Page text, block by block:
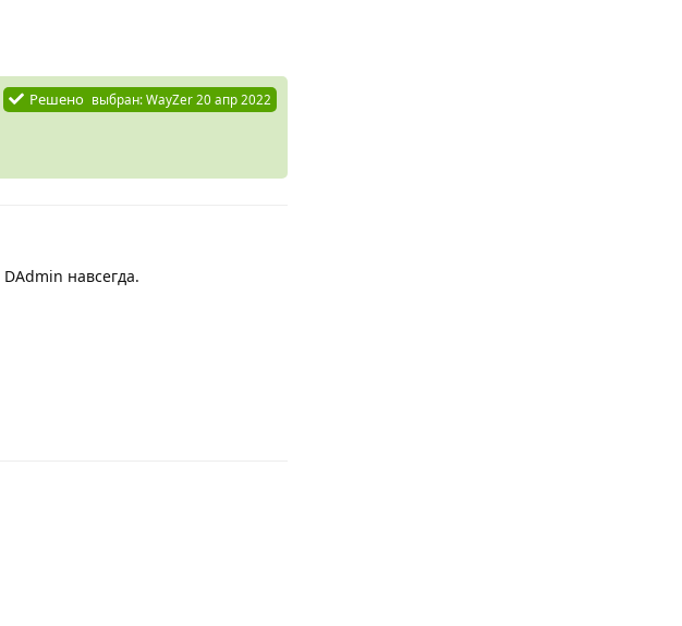
Решено выбран:WayZer20 апр 2022
навсегда.